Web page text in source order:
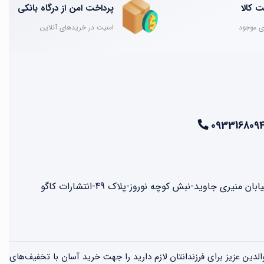
کالا
موجود
پرداخت امن از درگاه بانکی
امنیت در خریدهای آنلاین
جاوید-نبش کوچه نوروز-پلاک 49-انتشارات کاگو
عزیز برای فرزندانتان لازم دارید را جهت خرید آسان با تخفیف‌های